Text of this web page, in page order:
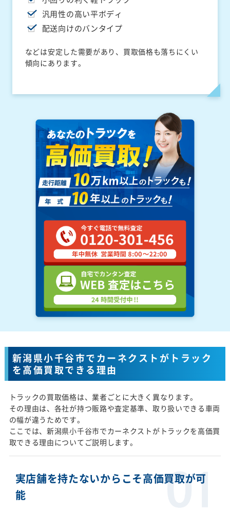
汎用性の高い平ボディ
配送向けのバンタイプ
などは安定した需要があり、買取価格も落ちにくい
傾向にあります。
新潟県小千谷市でカーネクストがトラック
を高価買取できる理由
トラックの買取価格は、業者ごとに大きく異なります。
その理由は、各社が持つ販路や査定基準、取り扱いできる車両
の幅が違うためです。
ここでは、新潟県小千谷市でカーネクストがトラックを高価買
取できる理由についてご説明します。
実店舗を持たないからこそ高価買取が可
能